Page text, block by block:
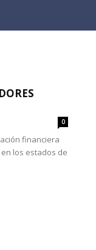
0
financiera
los estados de